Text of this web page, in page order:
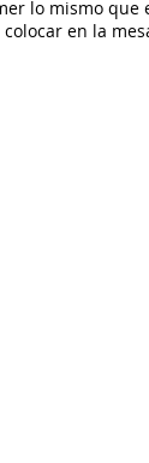
lo mismo
en la